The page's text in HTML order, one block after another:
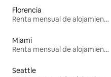
Florencia
Renta mensual de alojamientos
Miami
Renta mensual de alojamientos
Seattle